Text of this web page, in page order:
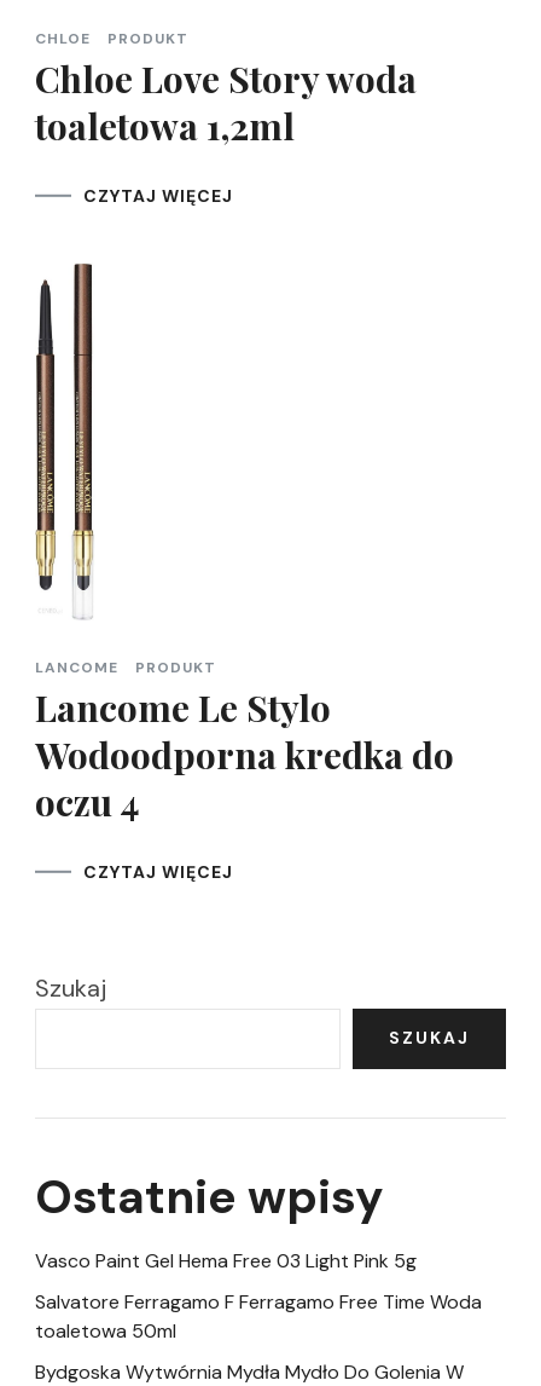
CHLOE PRODUKT
Chloe Love Story woda
toaletowa 1,2ml
CZYTAJ WIĘCEJ
LANCOME PRODUKT
Lancome Le Stylo
Wodoodporna kredka do
oczu 4
CZYTAJ WIĘCEJ
Szukaj
SZUKAJ
Ostatnie wpisy
Vasco Paint Gel Hema Free 03 Light Pink 5g
Salvatore Ferragamo F Ferragamo Free Time Woda
toaletowa 50ml
Bydgoska Wytwórnia Mydła Mydło Do Golenia W